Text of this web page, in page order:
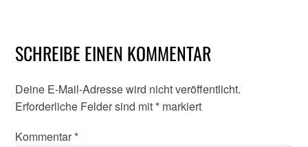
SCHREIBE EINEN KOMMENTAR
Deine E-Mail-Adresse wird nicht veröffentlicht.
Erforderliche Felder sind mit * markiert
Kommentar *